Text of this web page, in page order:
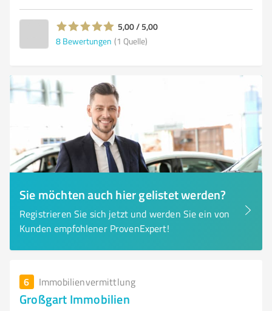
5,00 / 5,00
8 Bewertungen (1 Quelle)
Sie möchten auch hier gelistet werden?
Registrieren Sie sich jetzt und werden Sie ein von
Kunden empfohlener ProvenExpert!
6 Immobilienvermittlung
Großgart Immobilien